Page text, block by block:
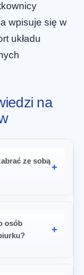
wpisuje się w
układu
na
ze sobą
osób